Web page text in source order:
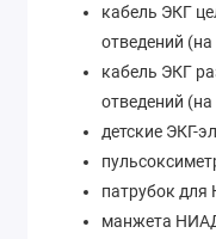
кабель ЭКГ
отведений
кабель ЭКГ
отведений
детские ЭКГ-
патрубок
манжета